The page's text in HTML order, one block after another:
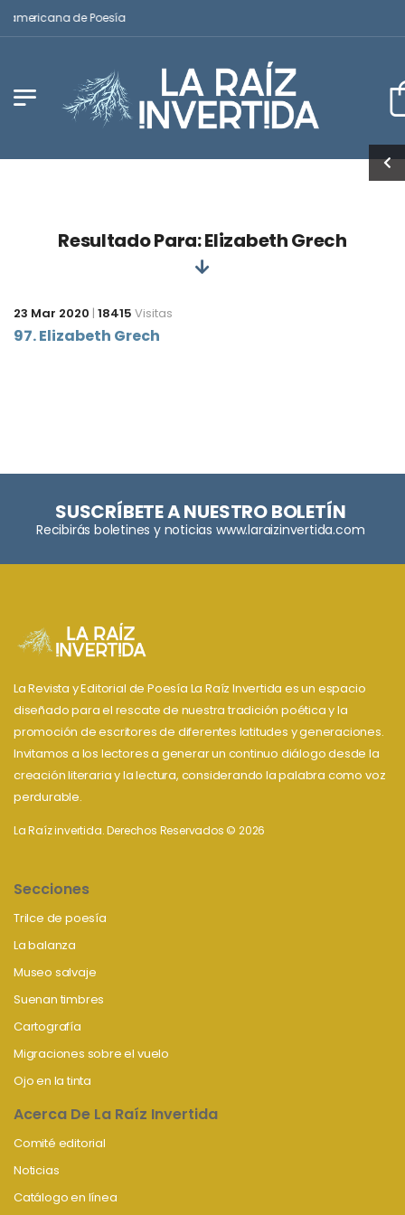
de Poesía
Resultado Para: Elizabeth Grech
23 Mar 2020 | 18415 Visitas
97. Elizabeth Grech
SUSCRÍBETE A NUESTRO BOLETÍN
Recibirás boletines y noticias www.laraizinvertida.com
La Revista y Editorial de Poesía La Raíz Invertida es un espacio
diseñado para el rescate de nuestra tradición poética y la
promoción de escritores de diferentes latitudes y generaciones.
Invitamos a los lectores a generar un continuo diálogo desde la
creación literaria y la lectura, considerando la palabra como voz
perdurable.
La Raíz invertida. Derechos Reservados © 2026
Secciones
Trilce de poesía
La balanza
Museo salvaje
Suenan timbres
Cartografía
Migraciones sobre el vuelo
Ojo en la tinta
Acerca De La Raíz Invertida
Comité editorial
Noticias
Catálogo en línea